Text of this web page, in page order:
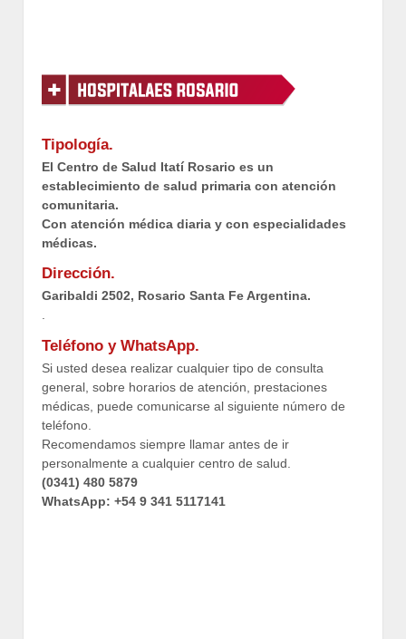
Tipología.
El Centro de Salud Itatí Rosario es un
establecimiento de salud primaria con atención
comunitaria.
Con atención médica diaria y con especialidades
médicas.
Dirección.
Garibaldi 2502, Rosario Santa Fe Argentina.
.
Teléfono y WhatsApp.
Si usted desea realizar cualquier tipo de consulta
general, sobre horarios de atención, prestaciones
médicas, puede comunicarse al siguiente número de
teléfono.
Recomendamos siempre llamar antes de ir
personalmente a cualquier centro de salud.
(0341) 480 5879
WhatsApp: +54 9 341 5117141